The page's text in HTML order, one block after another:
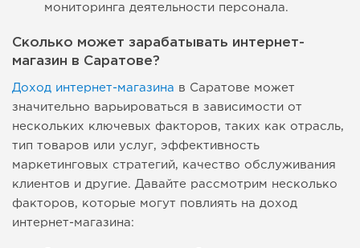
мониторинга деятельности персонала.
Сколько может зарабатывать интернет-
магазин в Саратове?
Доход интернет-магазина в Саратове может
значительно варьироваться в зависимости от
нескольких ключевых факторов, таких как отрасль,
тип товаров или услуг, эффективность
маркетинговых стратегий, качество обслуживания
клиентов и другие. Давайте рассмотрим несколько
факторов, которые могут повлиять на доход
интернет-магазина: